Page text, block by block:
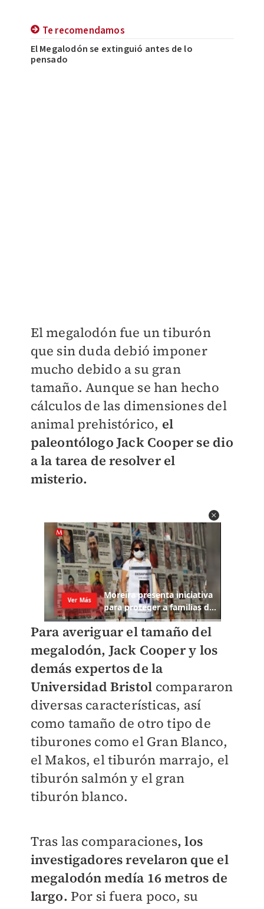
Te recomendamos
El Megalodón se extinguió antes de lo
pensado
El megalodón fue un tiburón
que sin duda debió imponer
mucho debido a su gran
tamaño. Aunque se han hecho
cálculos de las dimensiones del
animal prehistórico, el
paleontólogo Jack Cooper se dio
a la tarea de resolver el
misterio.
Para averiguar el tamaño del
megalodón, Jack Cooper y los
demás expertos de la
Universidad Bristol compararon
diversas características, así
como tamaño de otro tipo de
tiburones como el Gran Blanco,
el Makos, el tiburón marrajo, el
tiburón salmón y el gran
tiburón blanco.
Tras las comparaciones, los
investigadores revelaron que el
megalodón medía 16 metros de
largo. Por si fuera poco, su